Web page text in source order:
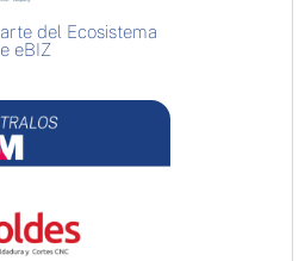
del Ecosistema
eBIZ